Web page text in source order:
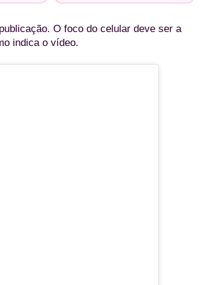
O foco do celular deve ser a
indica o vídeo.